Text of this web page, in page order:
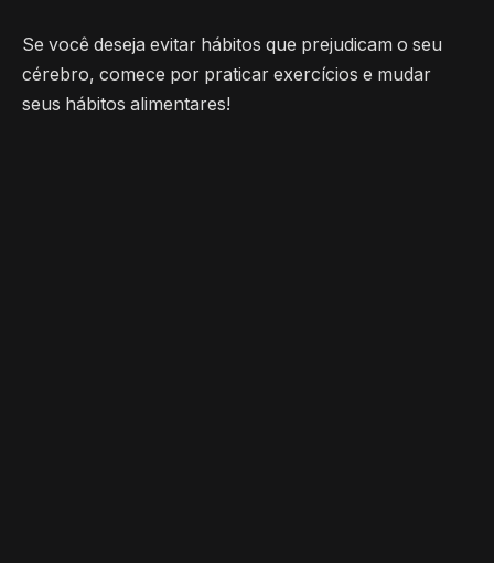
Se você deseja evitar hábitos que prejudicam o seu
cérebro, comece por praticar exercícios e mudar
seus hábitos alimentares!